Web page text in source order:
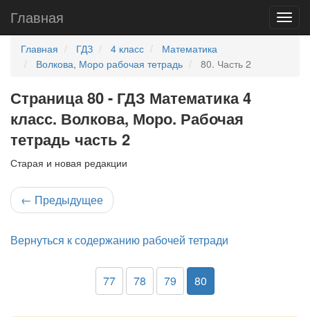
Главная
Главная ГДЗ 4 класс
Математика
Волкова, Моро рабочая тетрадь
80. Часть 2
Страница 80 - ГДЗ Математика 4
класс. Волкова, Моро. Рабочая
тетрадь часть 2
Старая и новая редакции
← Предыдущее
Вернуться к содержанию рабочей тетради
77 78 79 80